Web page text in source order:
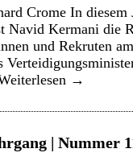
Crome In
Navid Kermani die
und Rekruten
→
| Nummer